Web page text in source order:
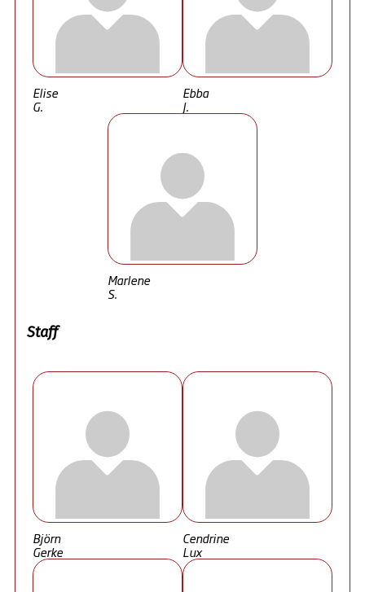
Elise
G.
Ebba
J.
Marlene
S.
Staff
Björn
Gerke
Cendrine
Lux